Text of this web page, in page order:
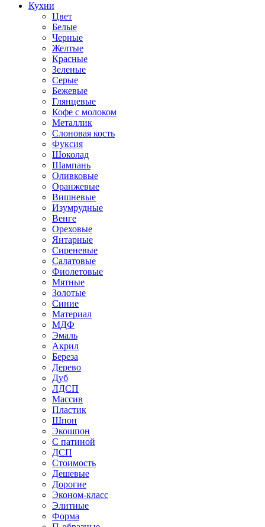
Кухни
Цвет
Белые
Черные
Желтые
Красные
Зеленые
Серые
Бежевые
Глянцевые
Кофе с молоком
Металлик
Слоновая кость
Фуксия
Шоколад
Шампань
Оливковые
Оранжевые
Вишневые
Изумрудные
Венге
Ореховые
Янтарные
Сиреневые
Салатовые
Фиолетовые
Мятные
Золотые
Синие
Материал
МДФ
Эмаль
Акрил
Береза
Дерево
Дуб
ЛДСП
Массив
Пластик
Шпон
Экошпон
С патиной
ДСП
Стоимость
Дешевые
Дорогие
Эконом-класс
Элитные
Форма